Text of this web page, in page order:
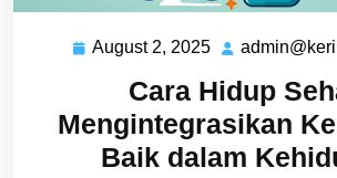
August 2, 2025 August
2025
Cara Hidup
Mengintegrasikan
Baik dalam